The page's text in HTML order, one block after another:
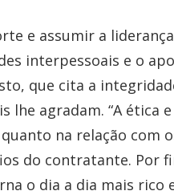
e assumir a
interpessoais e o
que cita a
lhe agradam. “A
na relação com
do contratante.
o dia a dia mais rico